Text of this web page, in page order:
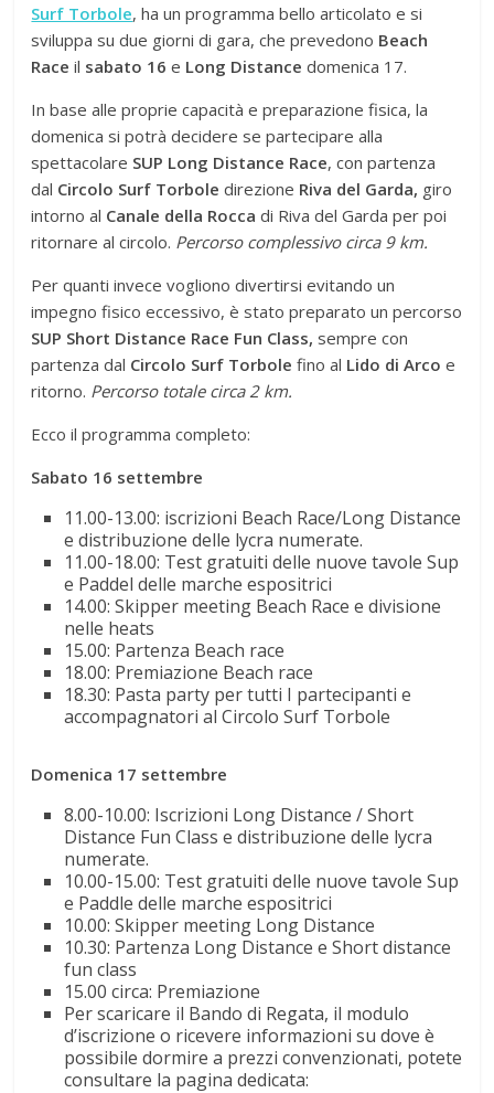
Surf Torbole, ha un programma bello articolato e si
sviluppa su due giorni di gara, che prevedono Beach
Raceil sabato 16 e Long Distance domenica 17.
In base alle proprie capacità e preparazione fisica, la
domenica si potrà decidere se partecipare alla
spettacolare SUP Long Distance Race, con partenza
dal Circolo Surf Torbole direzione Riva del Garda, giro
intorno al Canale della Rocca di Riva del Garda per poi
ritornare al circolo. Percorso complessivo circa 9 km.
Per quanti invece vogliono divertirsi evitando un
impegno fisico eccessivo, è stato preparato un percorso
SUP Short Distance Race Fun Class,sempre con
partenza dal Circolo Surf Torbole fino al Lido di Arco e
ritorno. Percorso totale circa 2 km.
Ecco il programma completo:
Sabato 16 settembre
11.00-13.00: iscrizioni Beach Race/Long Distance
e distribuzione delle lycra numerate.
11.00-18.00: Test gratuiti delle nuove tavole Sup
e Paddel delle marche espositrici
14.00: Skipper meeting Beach Race e divisione
nelle heats
15.00: Partenza Beach race
18.00: Premiazione Beach race
18.30: Pasta party per tutti I partecipanti e
accompagnatori al Circolo Surf Torbole
Domenica 17 settembre
8.00-10.00: Iscrizioni Long Distance / Short
Distance Fun Class e distribuzione delle lycra
numerate.
10.00-15.00: Test gratuiti delle nuove tavole Sup
e Paddle delle marche espositrici
10.00: Skipper meeting Long Distance
10.30: Partenza Long Distance e Short distance
fun class
15.00 circa: Premiazione
Per scaricare il Bando di Regata, il modulo
d’iscrizione o ricevere informazioni su dove è
possibile dormire a prezzi convenzionati, potete
consultare la pagina dedicata: